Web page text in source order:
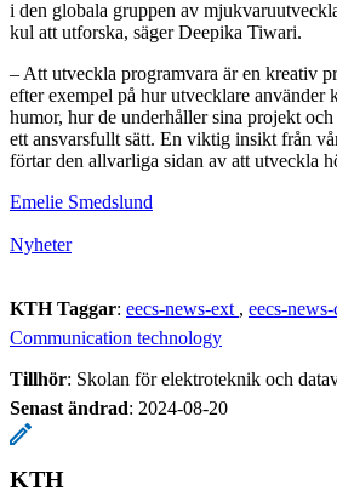
i den globala gruppen av
kul att utforska, säger Deepika Tiwari.
– Att utveckla programvara är en kreativ
efter exempel på hur utvecklare använder
humor, hur de underhåller sina projekt
ett ansvarsfullt sätt. En viktig insikt från
förtar den allvarliga sidan av att utveckla
Emelie Smedslund
Nyheter
KTH Taggar: eecs-news-ext eecs-news-
Communication technology
Tillhör: Skolan för elektroteknik och
Senast ändrad: 2024-08-20
KTH